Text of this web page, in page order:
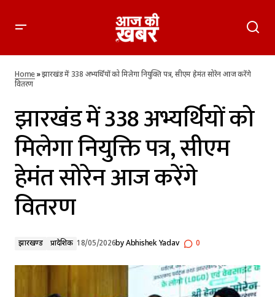
करेंगे वितरण
Home»झारखंड में 338 अभ्यर्थियों को मिलेगा नियुक्ति पत्र, सीएम हेमंत सोरेन आज करेंगे
वितरण
झारखंड में 338 अभ्यर्थियों को
मिलेगा नियुक्ति पत्र, सीएम
हेमंत सोरेन आज करेंगे
वितरण
झारखण्ड प्रादेशिक 18/05/2026byAbhishek Yadav 0